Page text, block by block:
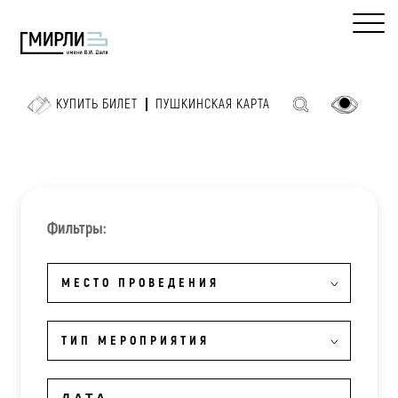
КУПИТЬ БИЛЕТ ПУШКИНСКАЯ КАРТА
Фильтры:
МЕСТО ПРОВЕДЕНИЯ
ТИП МЕРОПРИЯТИЯ